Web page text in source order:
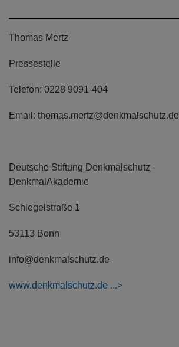
Thomas Mertz
Pressestelle
Telefon: 0228 9091-404
Email: thomas.mertz@denkmalschutz.de
Deutsche Stiftung Denkmalschutz -
DenkmalAkademie
Schlegelstraße 1
53113 Bonn
info@denkmalschutz.de
www.denkmalschutz.de